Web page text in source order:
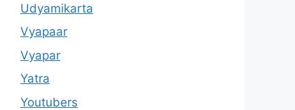
Udyamikarta
Vyapaar
Vyapar
Yatra
Youtubers